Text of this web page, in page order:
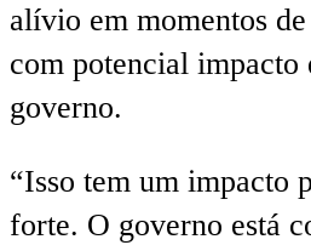
alívio em momentos
com potencial impacto
governo.
“Isso tem um impacto
forte. O governo está